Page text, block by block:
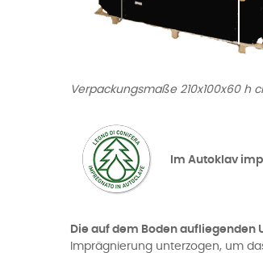
Verpackungsmaße 210x100x60 h
Im Autoklav
Die auf dem Boden aufliegenden
Imprägnierung unterzogen, um